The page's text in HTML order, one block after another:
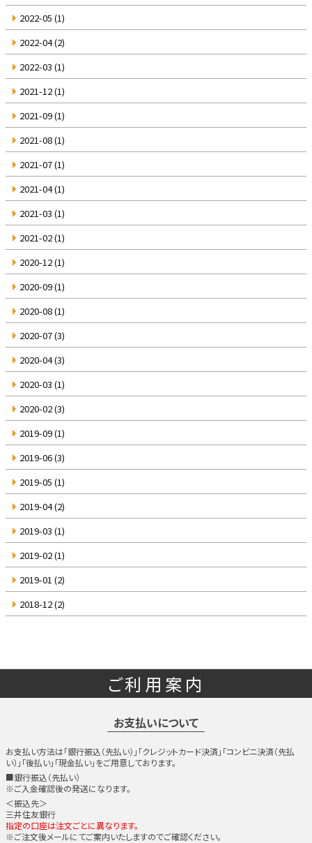
2022-05 (1)
2022-04(2)
2022-03 (1)
2021-12(1)
2021-09(1)
2021-08(1)
2021-07(1)
2021-04(1)
2021-03 (1)
2021-02(1)
2020-12(1)
2020-09(1)
2020-08(1)
2020-07(3)
2020-04(3)
2020-03 (1)
2020-02(3)
2019-09(1)
2019-06(3)
2019-05 (1)
2019-04(2)
2019-03 (1)
2019-02(1)
2019-01 (2)
2018-12(2)
ご利用案内
お支払いについて
お支払い方法は「銀行振込（先払い）」「クレジットカード決済」「コンビニ決済（先払
い）」「後払い」「現金払い」をご用意しております。
■銀行振込（先払い）
※ご入金確認後の発送になります。
＜振込先＞
三井住友銀行
指定の口座は注文ごとに異なります。
※ご注文後メールにてご案内いたしますのでご確認ください。